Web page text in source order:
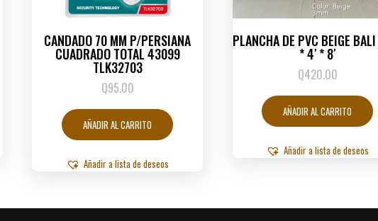
CANDADO 70 MM P/PERSIANA
CUADRADO TOTAL 43099
TLK32703
Q95.00
AÑADIR AL CARRITO
Añadir a lista de deseos
PLANCHA DE PVC BEIGE
* 4′ * 8′
Q420.00
AÑADIR AL CARRITO
Añadir a lista de deseos